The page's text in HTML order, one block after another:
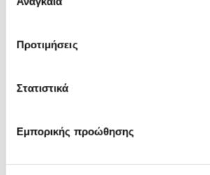
συγκατάθεσης
Προτιμήσεις
Στατιστικά
Εμπορικής προώθησης